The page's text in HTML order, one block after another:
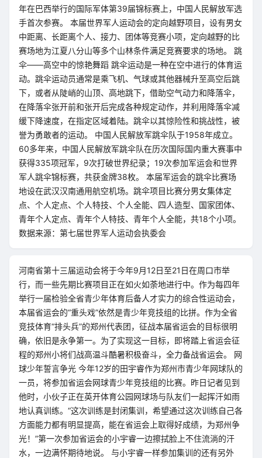
年在巴西举行的国际军体第39届锦标赛上，中国人民解放军选
手首次参赛。 本届世界军人运动会的定向越野项目，设有男女
中距离、长距离个人、接力、团体等竞赛小项，定向越野的比
赛场地为江夏八分山等多个山林条件满足竞赛要求的场地。 跳
伞——高空中的惊艳舞蹈 跳伞运动是一种在空中进行的体育运
动。跳伞运动员通常是乘飞机、气球或其他器械升至高空后跳
下，或者从陡峭的山顶、高地跳下，借助空气动力和降落伞，
在降落伞张开前和张开后完成各种规定动作，并利用降落伞减
缓下降速度，在指定区域着陆。跳伞以其惊险性和挑战性，被
誉为勇敢者的运动。 中国人民解放军跳伞队于1958年成立。
60多年来，中国人民解放军跳伞队在历次国际国内重大赛事中
获得335项冠军，9次打破世界纪录；19次参加军运会和世界
军人跳伞锦标赛，共获金牌38枚。 本届军运会的跳伞比赛场
地设在武汉汉南通用航空机场。跳伞项目比赛分男女集体定
点、个人定点、个人特技、个人全能、四人造型、国家团体、
青年个人定点、青年个人特技、青年个人全能，共18个小项。
数据来源：第七届世界军人运动会执委会
河南省第十三届运动会将于今年9月12日至21日在周口市举
行，而一些先期比赛项目正在如火如荼地进行中。作为每四年
举行一届检验全省青少年体育后备人才实力的综合性运动会，
本届省运会的“重头戏”依然是青少年竞技组的比拼。作为全省
竞技体育“排头兵”的郑州代表团，征战本届省运会的目标很明
确，依旧是永争第一。为了实现这一目标，即将踏上省运会征
程的郑州小将们战高温斗酷暑积极奋斗，全力备战省运会。 网
球少年誓言争光 今年12岁的田宇睿作为郑州市青少年网球队的
一员，将参加省运会网球青少年竞技组的比赛。昨日记者见到
他时，小伙子正在英开体育公园网球场与队友们一起挥汗如雨
地认真训练。“这次训练是封闭集训，希望通过这次训练自己各
方面能力都有明显提高，能在省运会上取得好成绩，为郑州争
光！”第一次参加省运会的小宇睿一边擦拭脸上不住流淌的汗
水，一边满怀期待地说。 与小宇睿一样参加集训的还有另外